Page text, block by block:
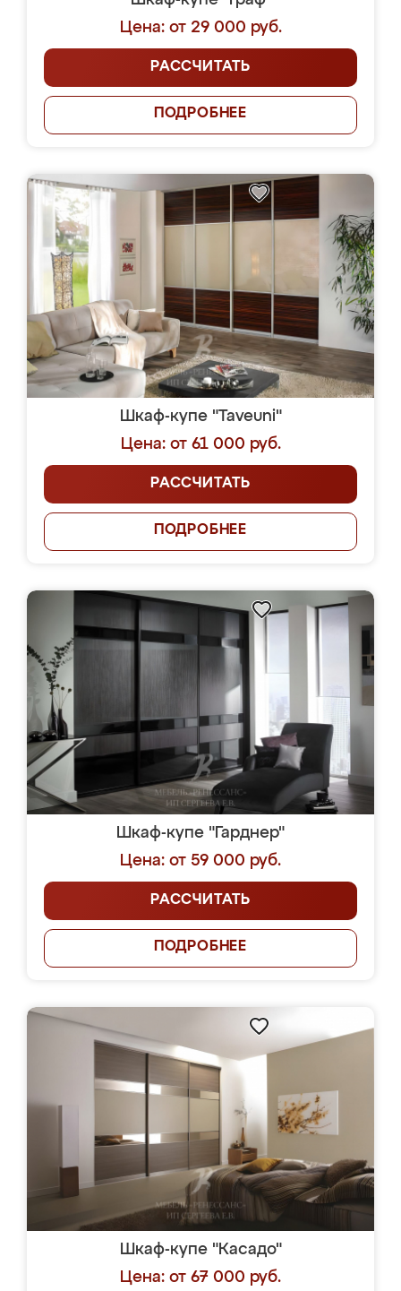
Цена: от 29 000 руб.
РАССЧИТАТЬ
ПОДРОБНЕЕ
Шкаф-купе "Taveuni"
Цена: от 61 000 руб.
РАССЧИТАТЬ
ПОДРОБНЕЕ
Шкаф-купе "Гарднер"
Цена: от 59 000 руб.
РАССЧИТАТЬ
ПОДРОБНЕЕ
Шкаф-купе "Касадо"
Цена: от 67 000 руб.